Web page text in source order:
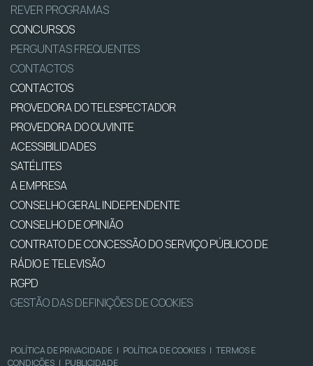
REVER PROGRAMAS
CONCURSOS
PERGUNTAS FREQUENTES
CONTACTOS
CONTACTOS
PROVEDORA DO TELESPECTADOR
PROVEDORA DO OUVINTE
ACESSIBILIDADES
SATÉLITES
A EMPRESA
CONSELHO GERAL INDEPENDENTE
CONSELHO DE OPINIÃO
CONTRATO DE CONCESSÃO DO SERVIÇO PÚBLICO DE
RÁDIO E TELEVISÃO
RGPD
GESTÃO DAS DEFINIÇÕES DE COOKIES
POLÍTICA DE PRIVACIDADE | POLÍTICA DE COOKIES | TERMOS E
CONDIÇÕES | PUBLICIDADE